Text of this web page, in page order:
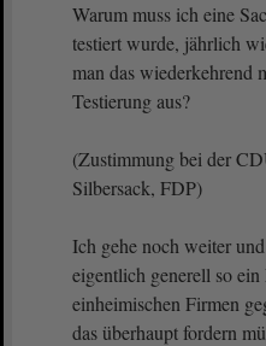
Warum muss ich eine
testiert wurde, jährlich
man das wiederkehrend
Testierung aus?
(Zustimmung bei der
Silbersack, FDP)
Ich gehe noch weiter
eigentlich generell so ein
einheimischen Firmen
das überhaupt fordern